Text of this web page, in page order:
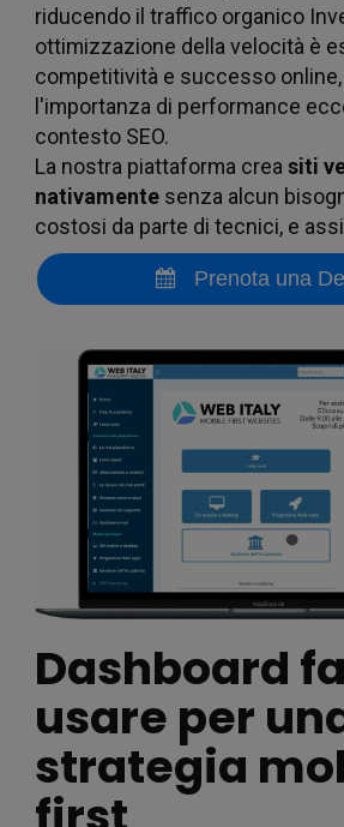
riducendo il traffico organico
ottimizzazione della velocità è
competitività e successo
l'importanza di performance
contesto SEO.
La nostra piattaforma crea siti
nativamente senza alcun
costosi da parte di tecnici, e
Prenota una
Dashboard
usare per
strategia
il